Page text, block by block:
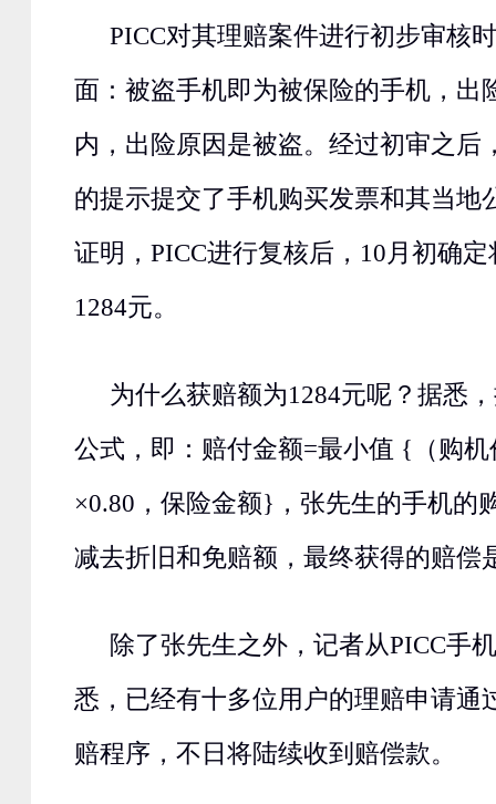
PICC对其理赔案件进行初步审核
面：被盗手机即为被保险的手机，出
内，出险原因是被盗。经过初审之后
的提示提交了手机购买发票和其当地
证明，PICC进行复核后，10月初确
1284元。
为什么获赔额为1284元呢？据悉
公式，即：赔付金额=最小值 {（购
×0.80，保险金额}，张先生的手机的
减去折旧和免赔额，最终获得的赔偿
除了张先生之外，记者从PICC手
悉，已经有十多位用户的理赔申请通
赔程序，不日将陆续收到赔偿款。